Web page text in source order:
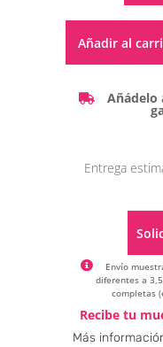
Añadir al
Añádelo
Entrega
Envío
diferentes a
completas
Recibe tu
Más